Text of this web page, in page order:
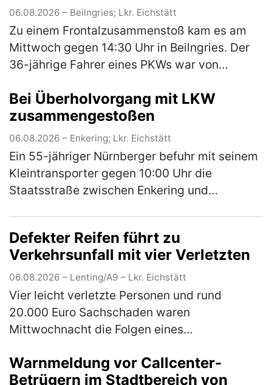
06.08.2026 – Beilngries; Lkr. Eichstätt
Zu einem Frontalzusammenstoß kam es am
Mittwoch gegen 14:30 Uhr in Beilngries. Der
36-jährige Fahrer eines PKWs war von
unterwegs als er aus bislang unbekannter…
(mehr)
Bei Überholvorgang mit LKW
zusammengestoßen
06.08.2026 – Enkering; Lkr. Eichstätt
Ein 55-jähriger Nürnberger befuhr mit seinem
Kleintransporter gegen 10:00 Uhr die
Staatsstraße zwischen Enkering und
Defekter Reifen führt zu
Verkehrsunfall mit vier Verletzten
06.08.2026 – Lenting/A9 – Lkr. Eichstätt
Vier leicht verletzte Personen und rund
20.000 Euro Sachschaden waren
Mittwochnacht die Folgen eines
Reifens auf der A9. Ein 38-jähriger Autofahrer
aus Magdeb…(mehr)
Warnmeldung vor Callcenter-
Betrügern im Stadtbereich von